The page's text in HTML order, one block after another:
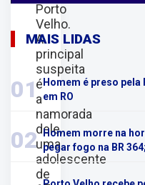
Porto
Velho.
A
principal
suspeita
é
a
namorada
dele,
uma
adolescente
de
MAIS LIDAS
01
Homem é preso
em RO
02
Homem morre na
pegar fogo na BR